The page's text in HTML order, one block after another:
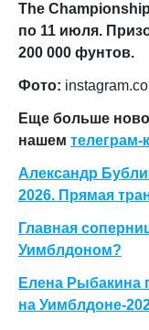
The
по 11 июля.
200 000 фунтов.
Фото:
Еще больше
нашем телеграм-
Александр
2026. Прямая
Главная
Уимблдоном?
Елена Рыбакина
на Уимблдоне-